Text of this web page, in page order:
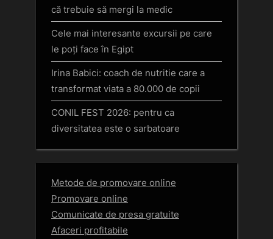
că trebuie să mergi la medic
Cele mai interesante excursii pe care
le poți face în Egipt
Irina Babici: coach de nutritie care a
transformat viata a 80.000 de copii
CONIL FEST 2026: pentru ca
diversitatea este o sarbatoare
Metode de promovare online
Promovare online
Comunicate de presa gratuite
Afaceri profitabile